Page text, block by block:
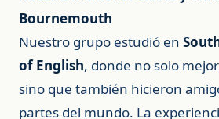
Bournemouth
Nuestro grupo estudió en
of English, donde no solo
sino que también hicieron
partes del mundo. La